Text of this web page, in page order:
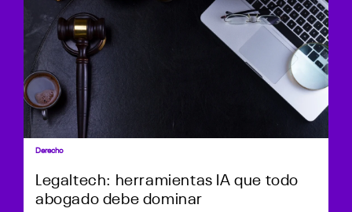
Derecho
Legaltech: herramientas IA que todo
abogado debe dominar